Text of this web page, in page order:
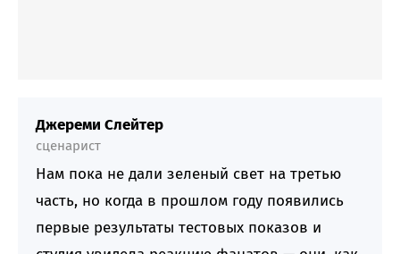
Джереми Слейтер
сценарист
Нам пока не дали зеленый свет на третью
часть, но когда в прошлом году появились
первые результаты тестовых показов и